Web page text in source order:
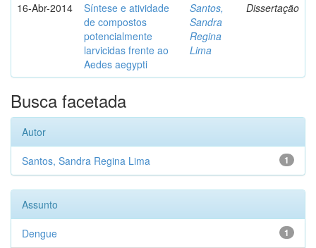
16-Abr-2014
Síntese e atividade
de compostos
potencialmente
larvicidas frente ao
Aedes aegypti
Santos,
Sandra
Regina
Lima
Dissertação
Busca facetada
Autor
1
Santos, Sandra Regina Lima
Assunto
1
Dengue